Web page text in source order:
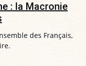
: la Macronie
des Français,